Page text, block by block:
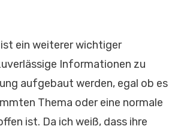
ein weiterer wichtiger
Informationen zu
aufgebaut werden, egal ob es
Thema oder eine normale
ist. Da ich weiß, dass ihre